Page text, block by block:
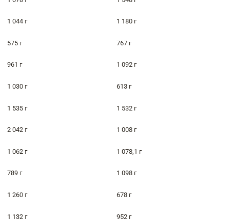
1 044 г 1 180 г
575 г 767 г
961 г 1 092 г
1 030 г 613 г
1 535 г 1 532 г
2 042 г 1 008 г
1 062 г 1 078,1 г
789 г 1 098 г
1 260 г 678 г
1 132 г 952 г